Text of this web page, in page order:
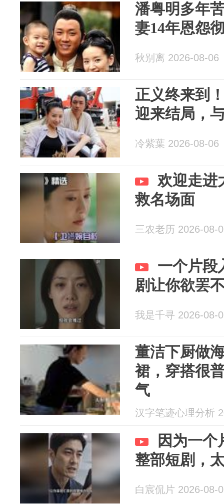
潘粤明多年
妻14年恩怨
秋别离 2026-08-06
正义终来到
迎来结局，
冷紫葉 2026-08-06
欢迎走进
救名场面
三农老历 2026-08-
一个片段
剧让你欲罢
我是千寻 2026-08-
董洁下厨做
裙，穿搭很
气
汉字笔迹心理分析
因为一个
整部短剧，
白宸侃片 2026-08-